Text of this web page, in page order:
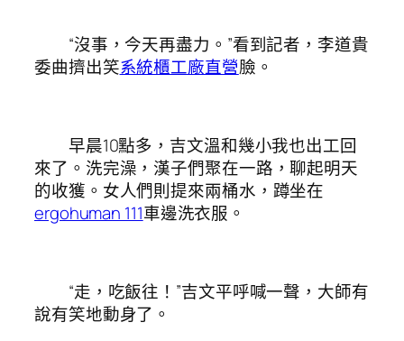
“沒事，今天再盡力。”看到記者，李道貴
委曲擠出笑系統櫃工廠直營臉。
早晨10點多，吉文溫和幾小我也出工回
來了。洗完澡，漢子們聚在一路，聊起明天
的收獲。女人們則提來兩桶水，蹲坐在
ergohuman 111車邊洗衣服。
“走，吃飯往！”吉文平呼喊一聲，大師有
說有笑地動身了。